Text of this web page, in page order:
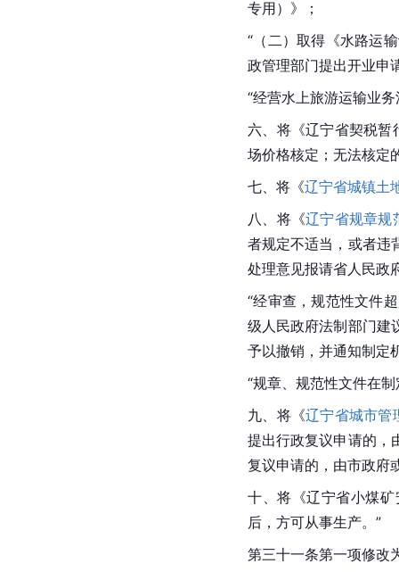
专用）》；
“（二）取得《水路运
政管理部门提出开业申
“经营水上旅游运输业
六、将《辽宁省契税暂
场价格核定；无法核定
七、将《辽宁省城镇土
八、将《辽宁省规章规
者规定不适当，或者违
处理意见报请省人民政
“经审查，规范性文件
级人民政府法制部门建
予以撤销，并通知制定
“规章、规范性文件在
九、将《辽宁省城市管
提出行政复议申请的，
复议申请的，由市政府
十、将《辽宁省小煤
后，方可从事生产。”
第三十一条第一项修改